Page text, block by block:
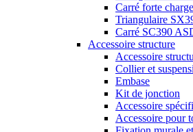
Carré forte
Triangulaire
Carré SC390
Accessoire structure
Accessoire
Collier et
Embase
Kit de jonction
Accessoire
Accessoire pour